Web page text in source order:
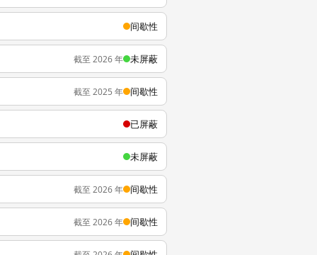
间歇性
截至 2026 年 未屏蔽
截至 2025 年 间歇性
已屏蔽
未屏蔽
截至 2026 年 间歇性
截至 2026 年 间歇性